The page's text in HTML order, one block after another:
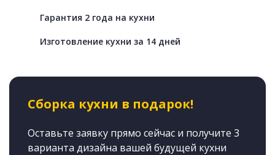
Гарантия 2 года на кухни
Изготовление кухни за 14 дней
Сборка кухни в подарок!
Оставьте заявку прямо сейчас и получите 3
варианта дизайна вашей будущей кухни